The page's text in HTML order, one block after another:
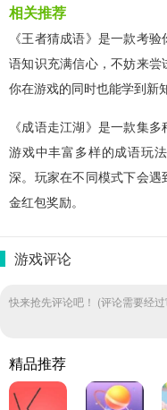
相关推荐
《王者猜成语》是一款考
语知识充满信心，不妨来
你在游戏的同时也能学到新
《成语走江湖》是一款集
游戏中丰富多样的成语玩
深。玩家在不同模式下会
金红包奖励。
游戏评论
快来抢先评论吧！ (评论需要经
精品推荐